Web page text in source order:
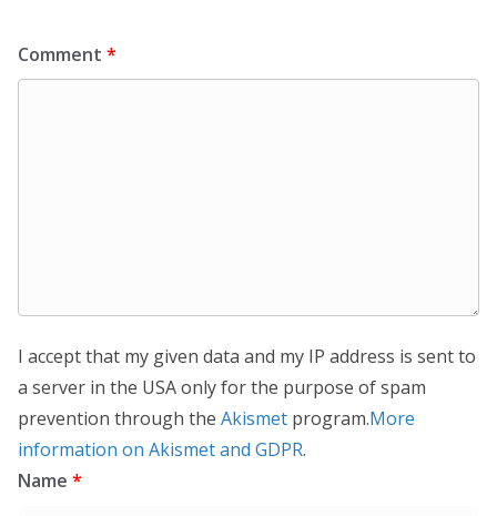
Comment *
I accept that my given data and my IP address is sent to
a server in the USA only for the purpose of spam
prevention through the Akismet program.More
information on Akismet and GDPR.
Name *